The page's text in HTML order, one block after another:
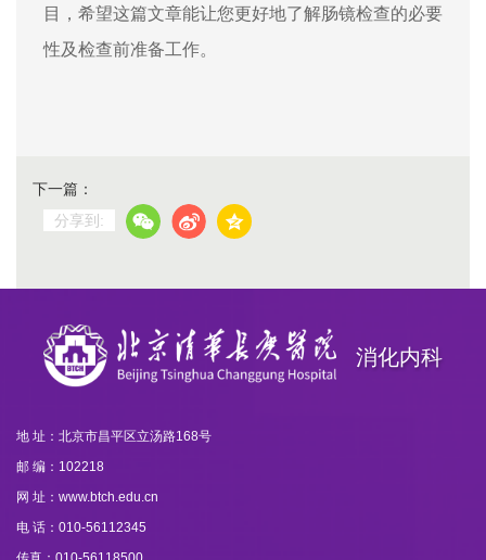
目
， 希望这篇文章能让您更好地了解肠镜检查的必要
性及检查前准备工作。
下一篇：
分享到:
消化内科
地 址：北京市昌平区立汤路168号
邮 编：102218
网 址：www.btch.edu.cn
电 话：010-56112345